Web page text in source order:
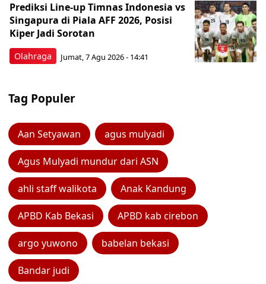
Olahraga
Prediksi Line-up Timnas Indonesia vs
Singapura di Piala AFF 2026, Posisi
Kiper Jadi Sorotan
Jumat, 7 Agu 2026 - 14:41
Tag Populer
Aan Setyawan agus mulyadi
Agus Mulyadi mundur dari ASN
ahli staff walikota Anak Kandung
APBD Kab Bekasi APBD kab cirebon
argo yuwono babelan bekasi
Bandar judi